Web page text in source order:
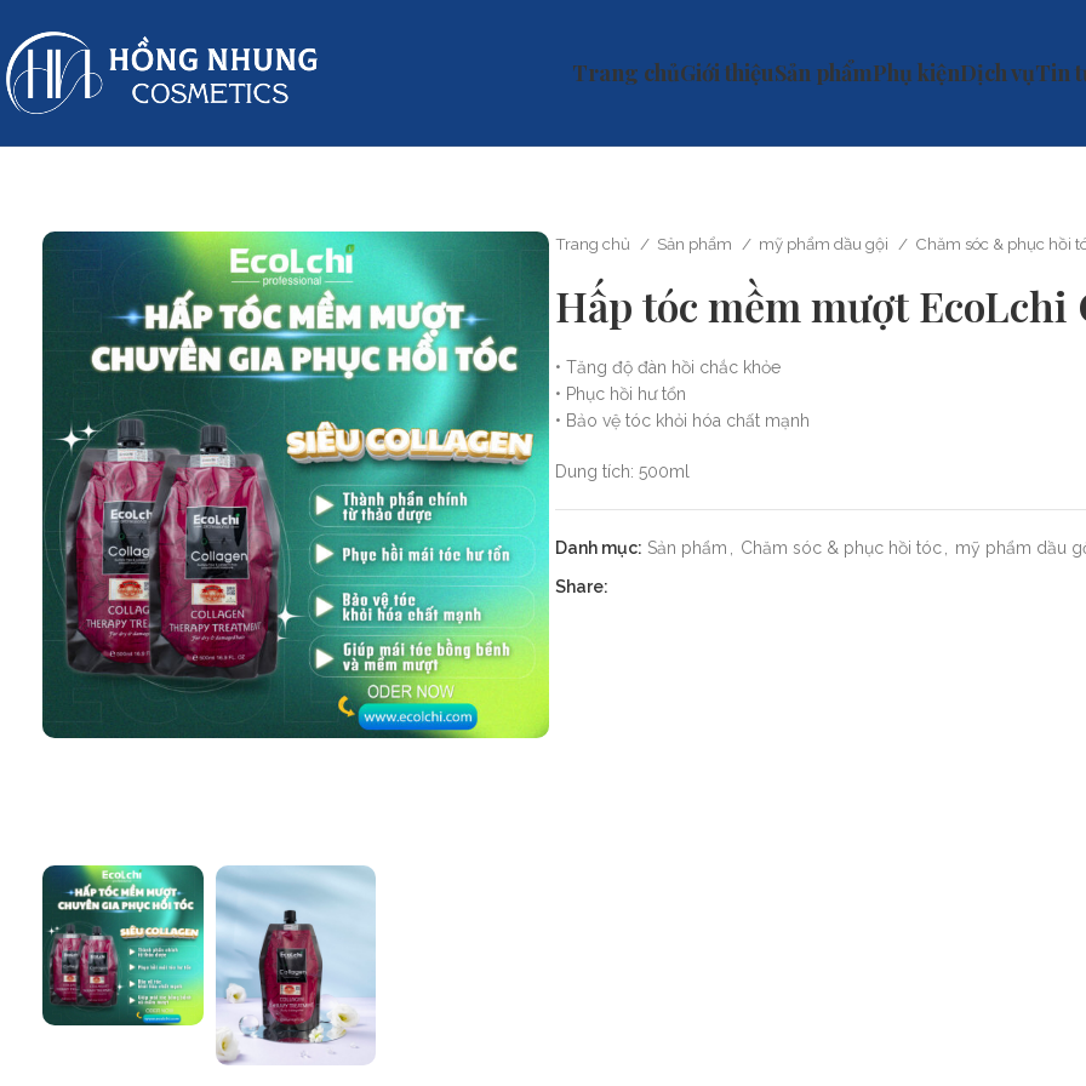
Trang chủGiới thiệuSản phẩmPhụ kiệnDịch vụTin
Trang chủ Sản phẩm mỹ phẩm dầu gội Chăm sóc & phục hồi
Hấp tóc mềm mượt EcoLchi
• Tăng độ đàn hồi chắc khỏe
• Phục hồi hư tổn
• Bảo vệ tóc khỏi hóa chất mạnh
Dung tích: 500ml
Danh mục: Sản phẩm Chăm sóc & phục hồi tóc
mỹ phẩm dầu
Share: